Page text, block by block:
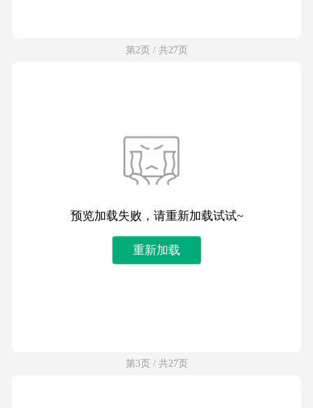
第2页 / 共27页
预览加载失败，请重新加载试试~
重新加载
第3页 / 共27页